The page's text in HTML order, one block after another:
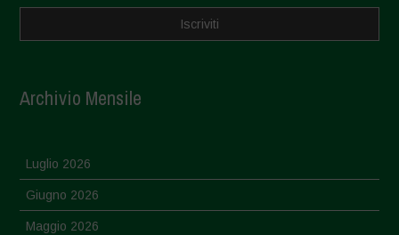
Archivio Mensile
Luglio 2026
Giugno 2026
Maggio 2026